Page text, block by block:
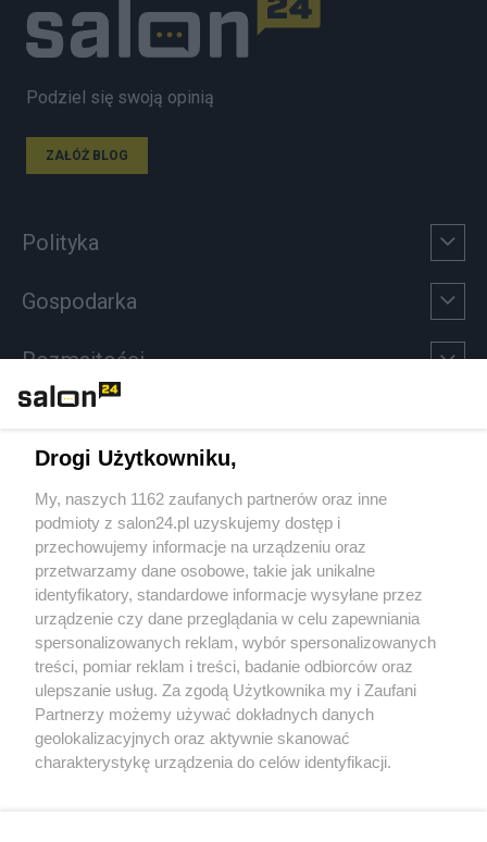
Podziel się swoją opinią
ZAŁÓŻ BLOG
Polityka
Gospodarka
Rozmaitości
Sport
Społeczeństwo
Kultura
X Facebook Instagram Youtube
Drogi Użytkowniku,
My, naszych 1162 zaufanych partnerów oraz inne
podmioty z salon24.pl uzyskujemy dostęp i
przechowujemy informacje na urządzeniu oraz
przetwarzamy dane osobowe, takie jak unikalne
identyfikatory, standardowe informacje wysyłane przez
urządzenie czy dane przeglądania w celu zapewniania
spersonalizowanych reklam, wybór spersonalizowanych
treści, pomiar reklam i treści, badanie odbiorców oraz
ulepszanie usług. Za zgodą Użytkownika my i Zaufani
Partnerzy możemy używać dokładnych danych
geolokalizacyjnych oraz aktywnie skanować
charakterystykę urządzenia do celów identyfikacji.